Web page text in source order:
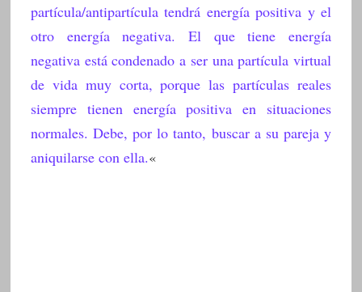
partícula/antipartícula tendrá energía positiva y el
otro energía negativa. El que tiene energía
negativa está condenado a ser una partícula virtual
de vida muy corta, porque las partículas reales
siempre tienen energía positiva en situaciones
normales. Debe, por lo tanto, buscar a su pareja y
aniquilarse con ella.«